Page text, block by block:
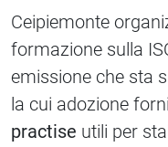
Ceipiemonte
formazione sulla
emissione che sta
la cui adozione
practise utili per